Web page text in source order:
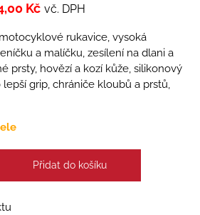
Kč vč. DPH
rukavice, vysoká
a malíčku, zesílení na dlani a
prsty, hovězí a kozí kůže, silikonový
grip, chrániče kloubů a prstů,
Přidat do košíku